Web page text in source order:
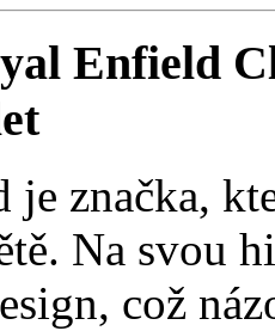
Enfield
je značka,
Na svou
což